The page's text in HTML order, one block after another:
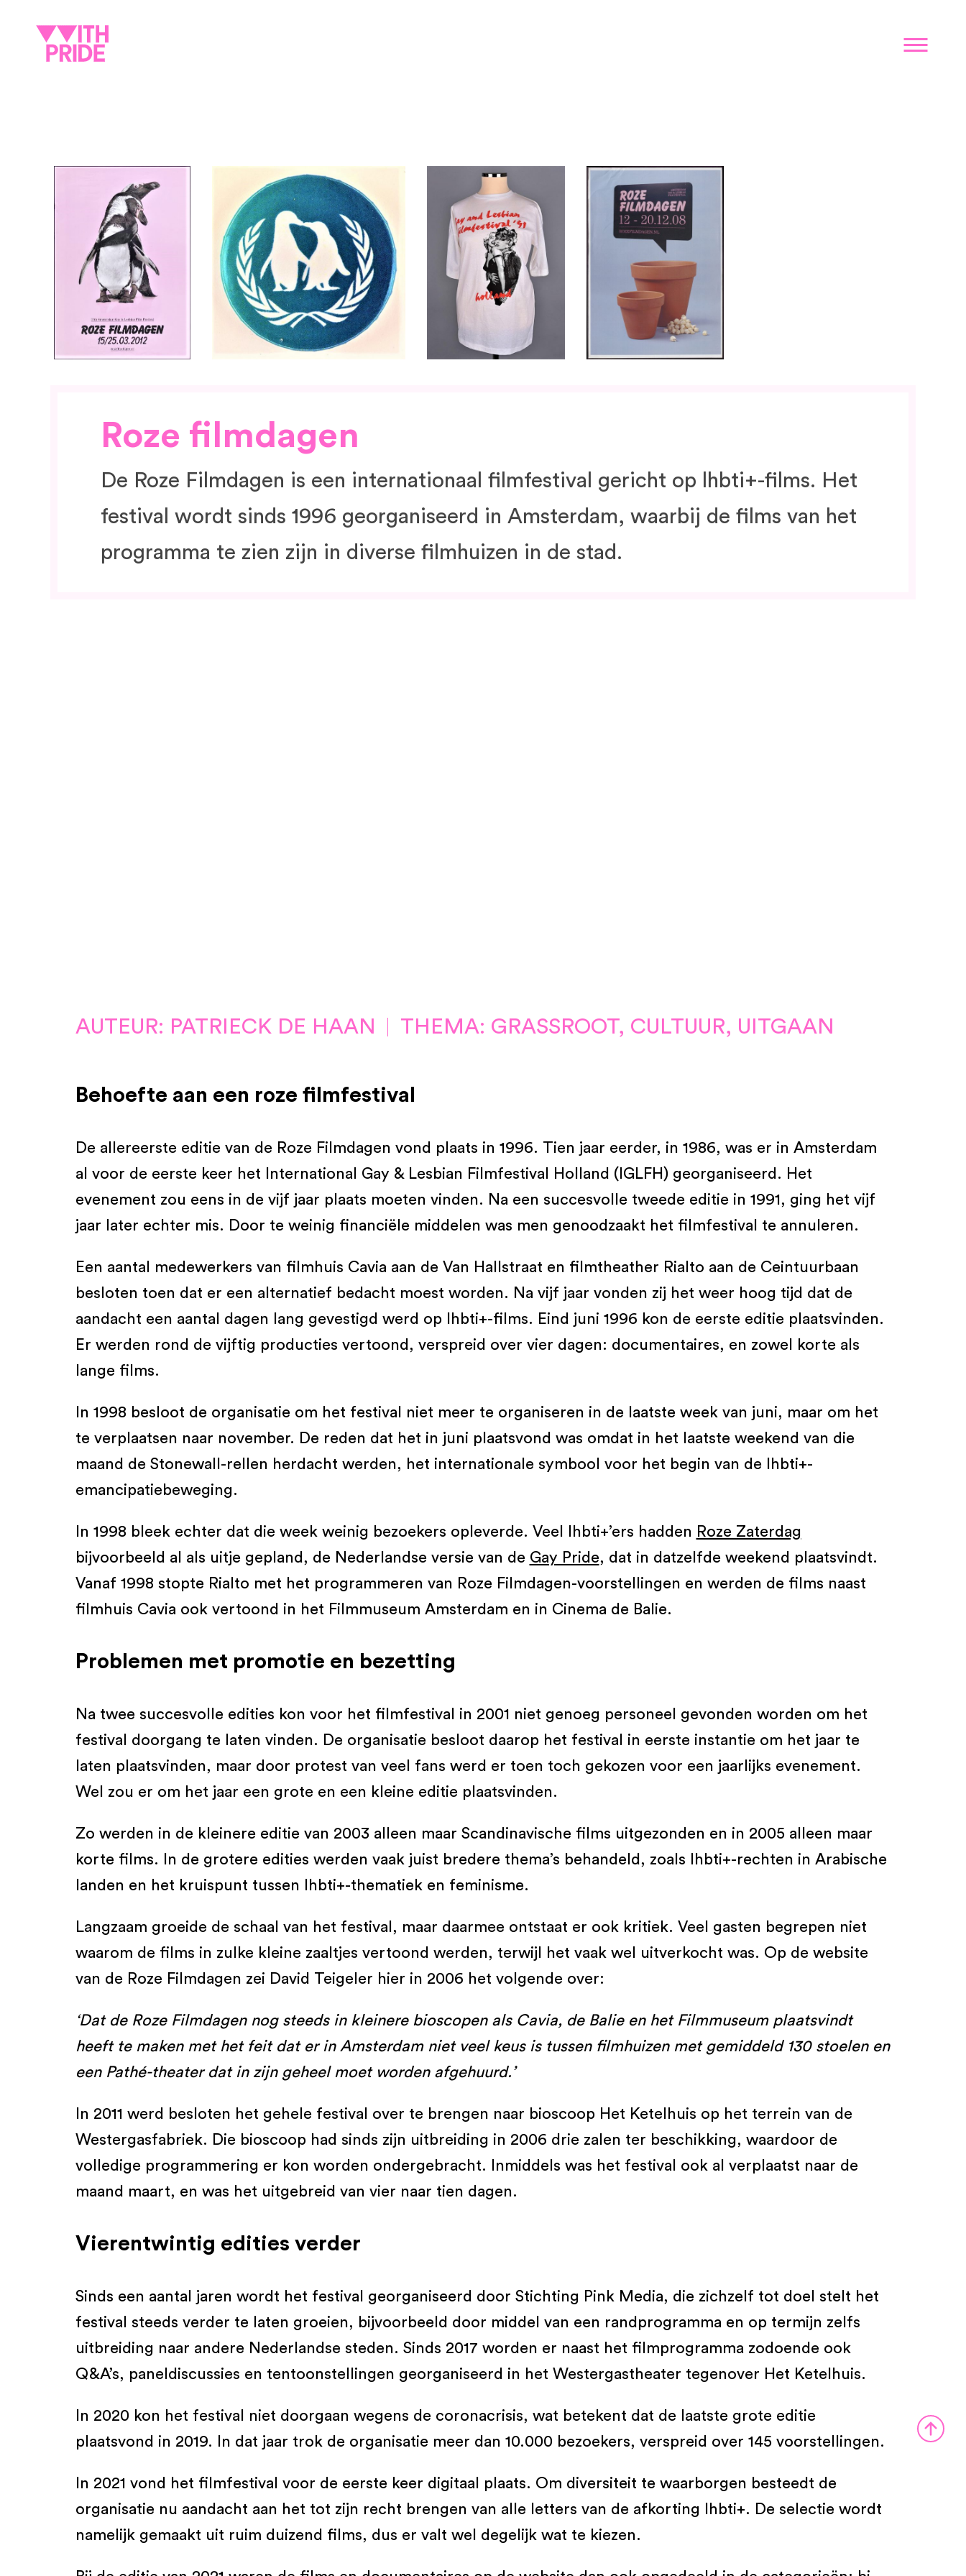
Roze filmdagen
De Roze Filmdagen is een internationaal filmfestival gericht op lhbti+-films. Het
festival wordt sinds 1996 georganiseerd in Amsterdam, waarbij de films van het
programma te zien zijn in diverse filmhuizen in de stad.
AUTEUR: PATRIECK DE HAAN THEMA: GRASSROOT, CULTUUR, UITGAAN
Behoefte aan een roze filmfestival
De allereerste editie van de Roze Filmdagen vond plaats in 1996. Tien jaar eerder, in 1986, was er in Amsterdam
al voor de eerste keer het International Gay & Lesbian Filmfestival Holland (IGLFH) georganiseerd. Het
evenement zou eens in de vijf jaar plaats moeten vinden. Na een succesvolle tweede editie in 1991, ging het vijf
jaar later echter mis. Door te weinig financiële middelen was men genoodzaakt het filmfestival te annuleren.
Een aantal medewerkers van filmhuis Cavia aan de Van Hallstraat en filmtheather Rialto aan de Ceintuurbaan
besloten toen dat er een alternatief bedacht moest worden. Na vijf jaar vonden zij het weer hoog tijd dat de
aandacht een aantal dagen lang gevestigd werd op lhbti+-films. Eind juni 1996 kon de eerste editie plaatsvinden.
Er werden rond de vijftig producties vertoond, verspreid over vier dagen: documentaires, en zowel korte als
lange films.
In 1998 besloot de organisatie om het festival niet meer te organiseren in de laatste week van juni, maar om het
te verplaatsen naar november. De reden dat het in juni plaatsvond was omdat in het laatste weekend van die
maand de Stonewall-rellen herdacht werden, het internationale symbool voor het begin van de lhbti+-
emancipatiebeweging.
In 1998 bleek echter dat die week weinig bezoekers opleverde. Veel lhbti+’ers hadden Roze Zaterdag
bijvoorbeeld al als uitje gepland, de Nederlandse versie van de Gay Pride, dat in datzelfde weekend plaatsvindt.
Vanaf 1998 stopte Rialto met het programmeren van Roze Filmdagen-voorstellingen en werden de films naast
filmhuis Cavia ook vertoond in het Filmmuseum Amsterdam en in Cinema de Balie.
Problemen met promotie en bezetting
Na twee succesvolle edities kon voor het filmfestival in 2001 niet genoeg personeel gevonden worden om het
festival doorgang te laten vinden. De organisatie besloot daarop het festival in eerste instantie om het jaar te
laten plaatsvinden, maar door protest van veel fans werd er toen toch gekozen voor een jaarlijks evenement.
Wel zou er om het jaar een grote en een kleine editie plaatsvinden.
Zo werden in de kleinere editie van 2003 alleen maar Scandinavische films uitgezonden en in 2005 alleen maar
korte films. In de grotere edities werden vaak juist bredere thema’s behandeld, zoals lhbti+-rechten in Arabische
landen en het kruispunt tussen lhbti+-thematiek en feminisme.
Langzaam groeide de schaal van het festival, maar daarmee ontstaat er ook kritiek. Veel gasten begrepen niet
waarom de films in zulke kleine zaaltjes vertoond werden, terwijl het vaak wel uitverkocht was. Op de website
van de Roze Filmdagen zei David Teigeler hier in 2006 het volgende over:
‘Dat de Roze Filmdagen nog steeds in kleinere bioscopen als Cavia, de Balie en het Filmmuseum plaatsvindt
heeft te maken met het feit dat er in Amsterdam niet veel keus is tussen filmhuizen met gemiddeld 130 stoelen en
een Pathé-theater dat in zijn geheel moet worden afgehuurd.’
In 2011 werd besloten het gehele festival over te brengen naar bioscoop Het Ketelhuis op het terrein van de
Westergasfabriek. Die bioscoop had sinds zijn uitbreiding in 2006 drie zalen ter beschikking, waardoor de
volledige programmering er kon worden ondergebracht. Inmiddels was het festival ook al verplaatst naar de
maand maart, en was het uitgebreid van vier naar tien dagen.
Vierentwintig edities verder
Sinds een aantal jaren wordt het festival georganiseerd door Stichting Pink Media, die zichzelf tot doel stelt het
festival steeds verder te laten groeien, bijvoorbeeld door middel van een randprogramma en op termijn zelfs
uitbreiding naar andere Nederlandse steden. Sinds 2017 worden er naast het filmprogramma zodoende ook
Q&A’s, paneldiscussies en tentoonstellingen georganiseerd in het Westergastheater tegenover Het Ketelhuis.
In 2020 kon het festival niet doorgaan wegens de coronacrisis, wat betekent dat de laatste grote editie
plaatsvond in 2019. In dat jaar trok de organisatie meer dan 10.000 bezoekers, verspreid over 145 voorstellingen.
In 2021 vond het filmfestival voor de eerste keer digitaal plaats. Om diversiteit te waarborgen besteedt de
organisatie nu aandacht aan het tot zijn recht brengen van alle letters van de afkorting lhbti+. De selectie wordt
namelijk gemaakt uit ruim duizend films, dus er valt wel degelijk wat te kiezen.